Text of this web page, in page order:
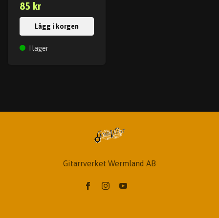
85 kr
Lägg i korgen
I lager
Gitarrverket Wermland AB